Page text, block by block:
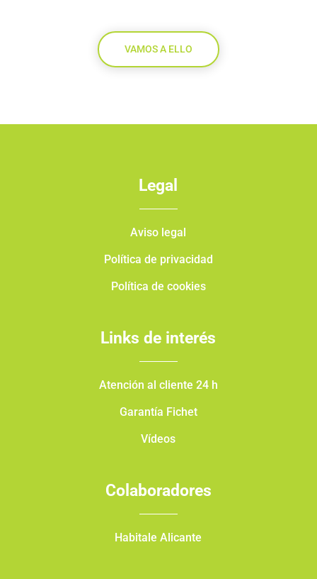
VAMOS A ELLO
Legal
Aviso legal
Política de privacidad
Política de cookies
Links de interés
Atención al cliente 24 h
Garantía Fichet
Vídeos
Colaboradores
Habitale Alicante